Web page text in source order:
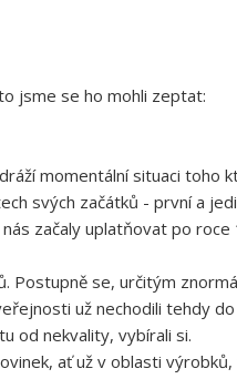
jsme se ho mohli zeptat:
momentální situaci toho
svých začátků - první a
začaly uplatňovat po roce
Postupně se, určitým
už nechodili tehdy
od nekvality, vybírali si.
ať už v oblasti